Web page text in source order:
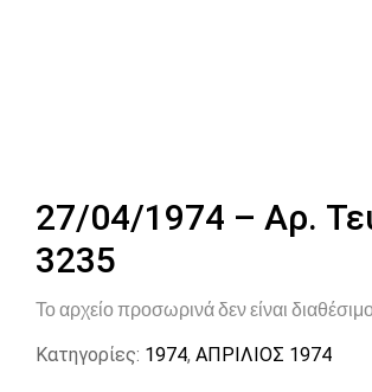
27/04/1974 – Αρ.
3235
Το αρχείο προσωρινά δεν είναι
Κατηγορίες: 1974, ΑΠΡΙΛΙΟΣ 1974